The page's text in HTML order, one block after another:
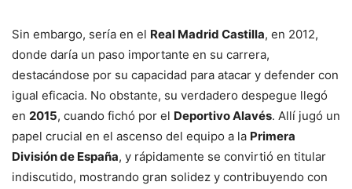
Sin embargo, sería en el Real Madrid Castilla, en 2012,
donde daría un paso importante en su carrera,
destacándose por su capacidad para atacar y defender con
igual eficacia. No obstante, su verdadero despegue llegó
en 2015, cuando fichó por el Deportivo Alavés. Allí jugó un
papel crucial en el ascenso del equipo a la Primera
División de España, y rápidamente se convirtió en titular
indiscutido, mostrando gran solidez y contribuyendo con